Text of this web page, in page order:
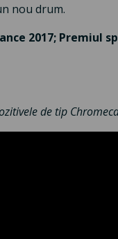
nou drum.
2017; Premiul
de tip